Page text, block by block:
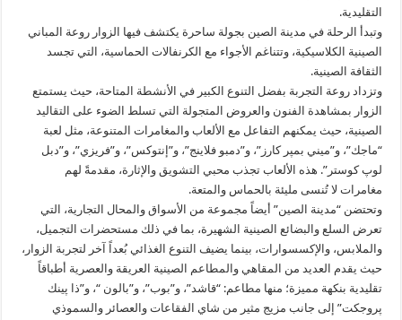
التقليدية.
وتبدأ الرحلة في مدينة الصين بجولة ساحرة يكتشف فيها الزوار روعة المباني
الصينية الكلاسيكية، وتتناغم الأجواء مع الكرنفالات الحماسية، التي تجسد
الثقافة الصينية.
وتزداد روعة التجربة بفضل التنوع الكبير في الأنشطة المتاحة، حيث يستمتع
الزوار بمشاهدة الفنون والعروض المتجولة التي تسلط الضوء على التقاليد
الصينية، حيث يمكنهم التفاعل مع الألعاب والمغامرات المتنوعة، مثل لعبة
“ماجك”، و”ميني بمپر كارز”، و”دمبو فلاينج”، و”إنتوكس”، و”فريزي”، و”دبل
لوپ كوستر”. هذه الألعاب تجذب محبي التشويق والإثارة، مقدمةً لهم
مغامرات لا تُنسى مليئة بالحماس والمتعة.
وتحتضن “مدينة الصين” أيضاً مجموعة من الأسواق والمحال التجارية، التي
تعرض السلع والبضائع الصينية الشهيرة، بما في ذلك مستحضرات التجميل،
والملابس، والإكسسوارات، بينما يضيف التنوع الغذائي بُعداً آخر لتجربة الزوار،
حيث يقدم العديد من المقاهي والمطاعم الصينية العريقة والعصرية أطباقاً
تقليدية بنكهة مميزة؛ منها مطاعم: “قاشد”، و”بوب”، و”بالون “، و”ذا پينك
پروجكت” إلى جانب مزيج مثير من شاي الفقاعات والعصائر والسموذي